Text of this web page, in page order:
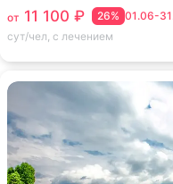
01.06-
26%
от 11 100 ₽
сут/чел, с лечением